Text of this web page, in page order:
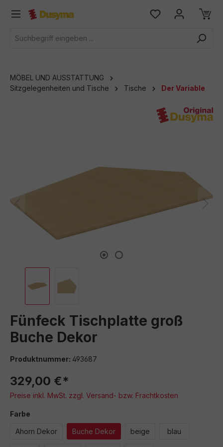
springen
MÖBEL UND AUSSTATTUNG
Sitzgelegenheiten und Tische
Tische Der Variable
Fünfeck Tischplatte groß
Buche Dekor
Produktnummer: 493687
329,00 €*
Preise inkl. MwSt. zzgl. Versand- bzw. Frachtkosten
Farbe
Ahorn Dekor Buche Dekor beige blau